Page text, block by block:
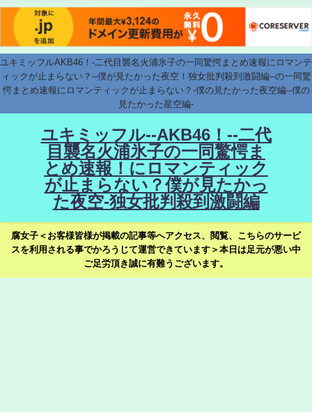
ユキミッフルAKB46！-二代目襲名火浦氷子の一同驚愕まとめ速報にロマンテ
ィックが止まらない？--僕が見たかった夜空！独女批判殺到激闘編--の一同驚
愕まとめ速報にロマンティックが止まらない？-僕の見たかった夜空編--僕の
見たかった星空編-
ユキミッフル--AKB46！--二代
目襲名火浦氷子の一同驚愕ま
とめ速報！にロマンティック
が止まらない？僕が見たかっ
た夜空-独女批判殺到激闘編
腐女子＜お客様皆様が掲載の記事等へアクセス、閲覧、こちらのサービ
スを利用される事でかろうじて運営できています＞本日は足元が悪い中
ご足労頂き誠に有難うございます。